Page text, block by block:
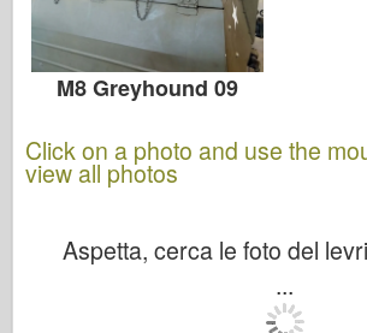
M8 Greyhound 09
Click on a photo and use the
view all photos
Aspetta, cerca le foto del
...